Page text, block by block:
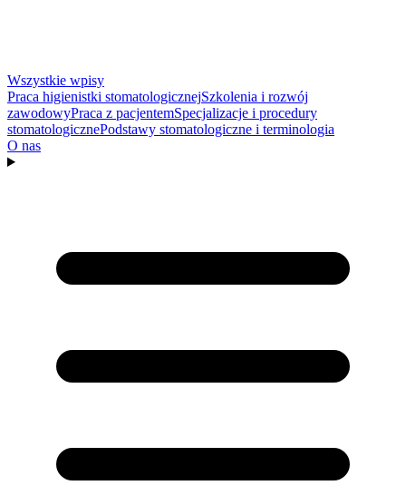
Wszystkie wpisy
Praca higienistki stomatologicznejSzkolenia i rozwój
zawodowyPraca z pacjentemSpecjalizacje i procedury
stomatologicznePodstawy stomatologiczne i terminologia
O nas